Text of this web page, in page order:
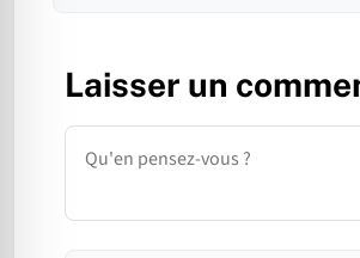
Laisser un
Commentaire